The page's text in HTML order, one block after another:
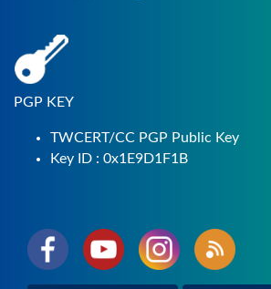
PGP KEY
TWCERT/CC PGP Public Key
Key ID : 0x1E9D1F1B